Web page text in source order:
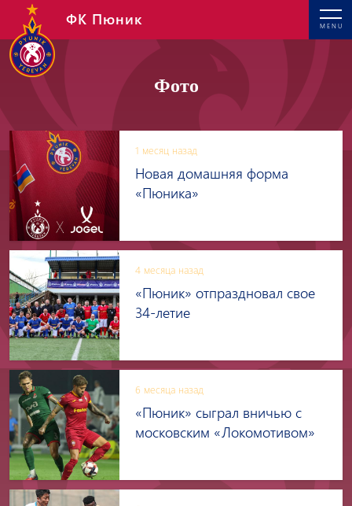
MENU
ФК Пюник
Фото
1 месяц назад
Новая домашняя форма
«Пюника»
4 месяца назад
«Пюник» отпраздновал свое
34-летие
6 месяца назад
«Пюник» сыграл вничью с
московским «Локомотивом»